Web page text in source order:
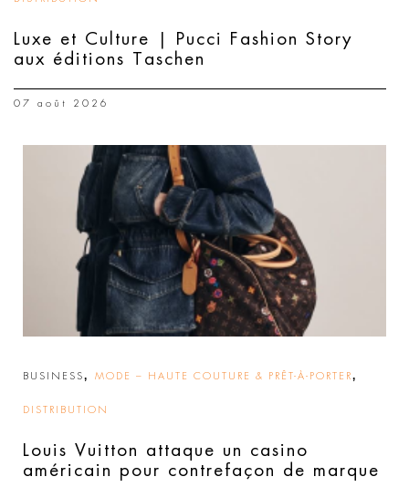
Luxe et Culture | Pucci Fashion Story
aux éditions Taschen
07 août 2026
BUSINESS, MODE – HAUTE COUTURE & PRÊT-À-PORTER,
DISTRIBUTION
Louis Vuitton attaque un casino
américain pour contrefaçon de marque